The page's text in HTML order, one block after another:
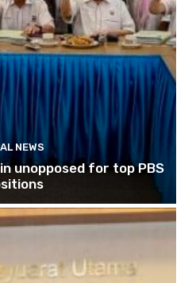
NEWS
unopposed for top PBS